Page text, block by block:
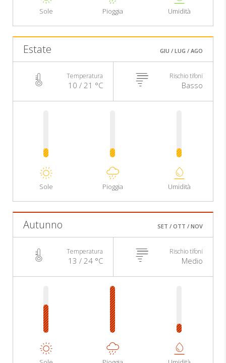
Sole Pioggia Umidità
Estate GIU / LUG / AGO
Temperatura
10 / 21 °C
Rischio tifoni
Basso
Sole Pioggia Umidità
Autunno SET / OTT / NOV
Temperatura
13 / 24 °C
Rischio tifoni
Medio